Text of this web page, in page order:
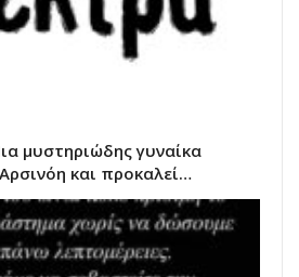
μυστηριώδης γυναίκα
και προκαλεί…